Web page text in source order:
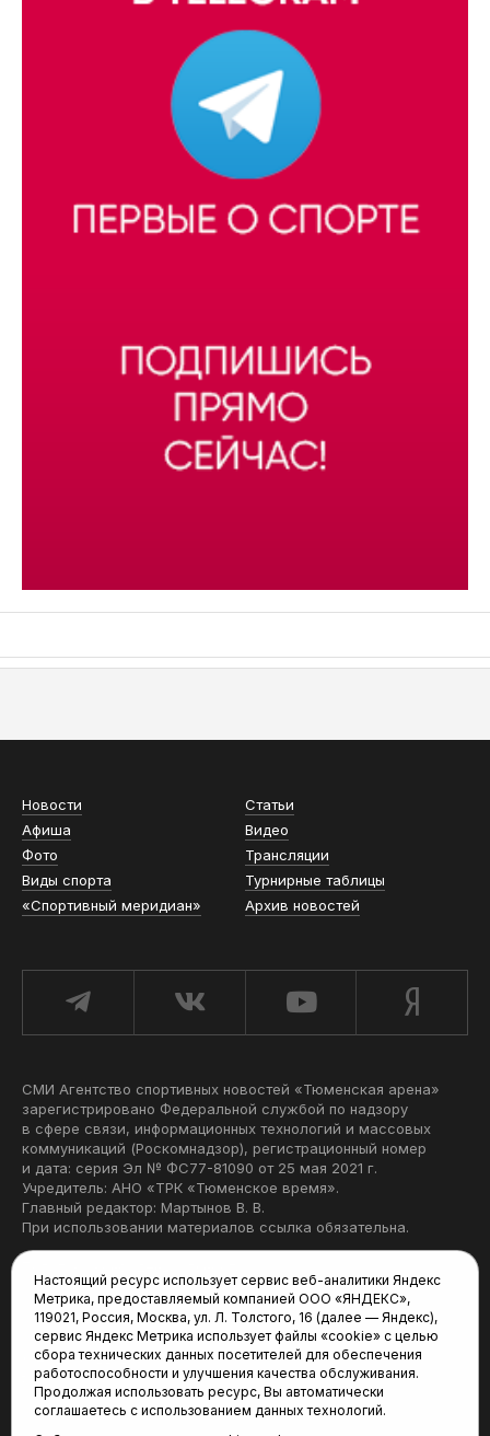
Новости
Статьи
Афиша
Видео
Фото
Трансляции
Виды спорта
Турнирные таблицы
«Спортивный меридиан»
Архив новостей
СМИ Агентство спортивных новостей «Тюменская арена»
зарегистрировано Федеральной службой по надзору
в сфере связи, информационных технологий и массовых
коммуникаций (Роскомнадзор), регистрационный номер
и дата: серия Эл № ФС77-81090 от 25 мая 2021 г.
Учредитель: АНО «ТРК «Тюменское время».
Главный редактор: Мартынов В. В.
При использовании материалов ссылка обязательна.
Редакция:
625035, Тюмень, пр. Геологоразведчиков, 28А
(3452) 68-22-28
tum-arena@mail.ru
Отдел продаж:
Настоящий ресурс использует сервис веб-аналитики Яндекс
Метрика, предоставляемый компанией ООО «ЯНДЕКС»,
119021, Россия, Москва, ул. Л. Толстого, 16 (далее — Яндекс),
сервис Яндекс Метрика использует файлы «cookie» с целью
сбора технических данных посетителей для обеспечения
работоспособности и улучшения качества обслуживания.
Продолжая использовать ресурс, Вы автоматически
соглашаетесь с использованием данных технологий.